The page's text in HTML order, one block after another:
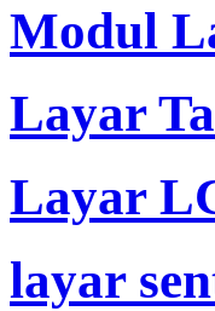
Modul
Layar
Layar
layar